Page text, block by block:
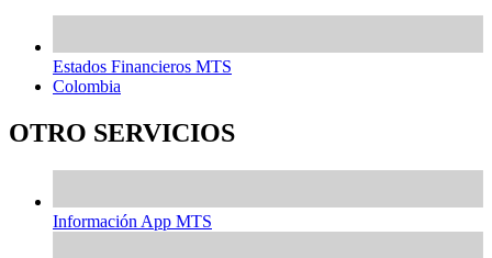
Estados Financieros MTS
Colombia
OTRO SERVICIOS
Información App MTS